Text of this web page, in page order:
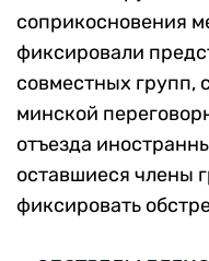
соприкосновения
фиксировали
совместных групп,
минской
отъезда
оставшиеся члены
фиксировать